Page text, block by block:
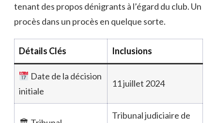
tenant des propos dénigrants à l’égard du club. Un
procès dans un procès en quelque sorte.
Détails Clés Inclusions
Date de la décision
initiale
11 juillet 2024
Tribunal judiciaire de